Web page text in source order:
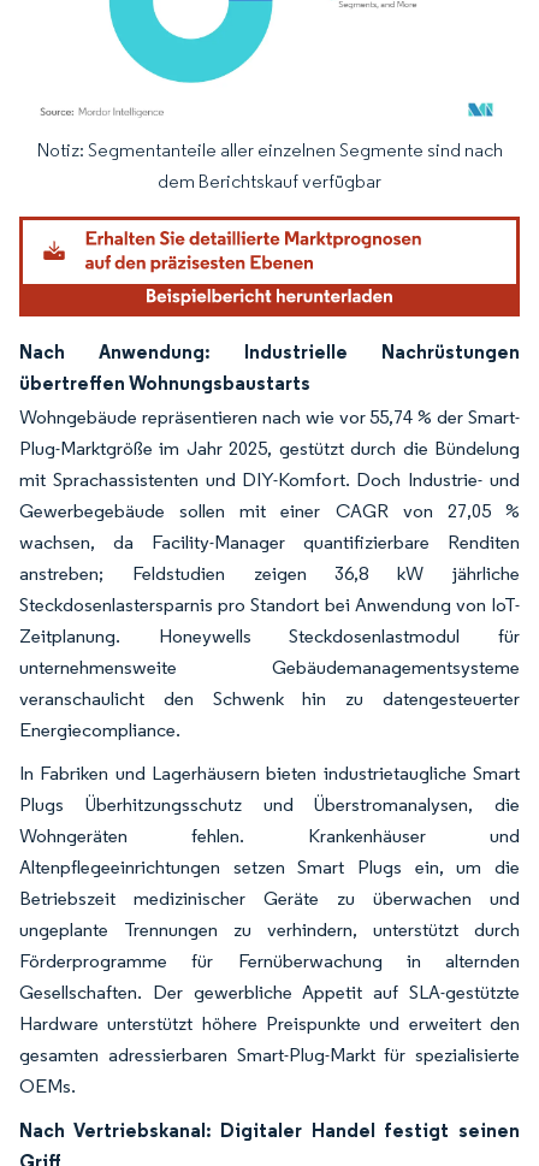
Bild © Mordor Intelligence. Wiederverwendung erfordert Namensnennung
Notiz: Segmentanteile aller einzelnen Segmente sind nach
dem Berichtskauf verfügbar
Nach Anwendung: Industrielle Nachrüstungen
übertreffen Wohnungsbaustarts
Wohngebäude repräsentieren nach wie vor 55,74 % der Smart-
Plug-Marktgröße im Jahr 2025, gestützt durch die Bündelung
mit Sprachassistenten und DIY-Komfort. Doch Industrie- und
Gewerbegebäude sollen mit einer CAGR von 27,05 %
wachsen, da Facility-Manager quantifizierbare Renditen
anstreben; Feldstudien zeigen 36,8 kW jährliche
Steckdosenlastersparnis pro Standort bei Anwendung von IoT-
Zeitplanung. Honeywells Steckdosenlastmodul für
unternehmensweite Gebäudemanagementsysteme
veranschaulicht den Schwenk hin zu datengesteuerter
Energiecompliance.
In Fabriken und Lagerhäusern bieten industrietaugliche Smart
Plugs Überhitzungsschutz und Überstromanalysen, die
Wohngeräten fehlen. Krankenhäuser und
Altenpflegeeinrichtungen setzen Smart Plugs ein, um die
Betriebszeit medizinischer Geräte zu überwachen und
ungeplante Trennungen zu verhindern, unterstützt durch
Förderprogramme für Fernüberwachung in alternden
Gesellschaften. Der gewerbliche Appetit auf SLA-gestützte
Hardware unterstützt höhere Preispunkte und erweitert den
gesamten adressierbaren Smart-Plug-Markt für spezialisierte
OEMs.
Nach Vertriebskanal: Digitaler Handel festigt seinen
Griff